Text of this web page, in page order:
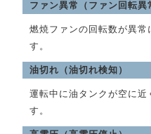
ファン異常（ファン回転異
燃焼ファンの回転数が異常
す。
油切れ（油切れ検知）
運転中に油タンクが空に近
す。